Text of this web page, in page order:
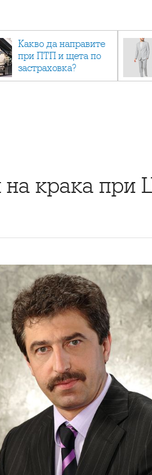
Какво да направите
при ПТП и щета по
застраховка?
крака при